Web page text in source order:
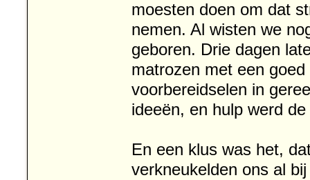
moesten doen om dat
nemen. Al wisten we
geboren. Drie dagen
matrozen met een
voorbereidselen in
ideeën, en hulp werd
En een klus was het,
verkneukelden ons al